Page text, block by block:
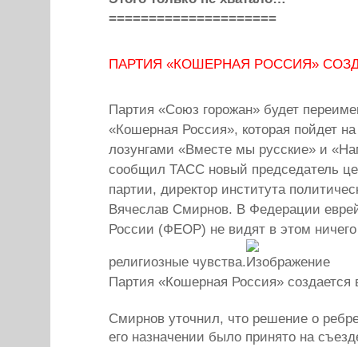
=====================
ПАРТИЯ «КОШЕРНАЯ РОССИЯ»
Партия «Союз горожан» будет
«Кошерная Россия», которая пойдет
лозунгами «Вместе мы русские» и
сообщил ТАСС новый председатель
партии, директор института
Вячеслав Смирнов. В Федерации
России (ФЕОР) не видят в этом
религиозные чувства.
Партия «Кошерная Россия» создается
Смирнов уточнил, что решение о
его назначении было принято на